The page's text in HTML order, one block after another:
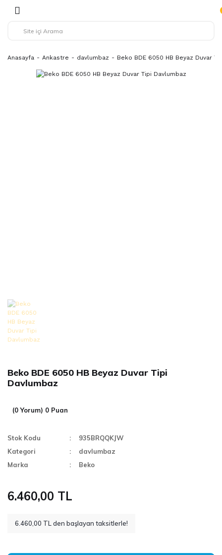
Anasayfa Ankastre davlumbaz Beko BDE 6050 HB Beyaz Duvar
Beko BDE 6050 HB Beyaz Duvar Tipi
Davlumbaz
(0 Yorum) 0 Puan
Stok Kodu
935BRQQKJW
Kategori
davlumbaz
Marka
Beko
6.460,00 TL
6.460,00 TL den başlayan taksitlerle!